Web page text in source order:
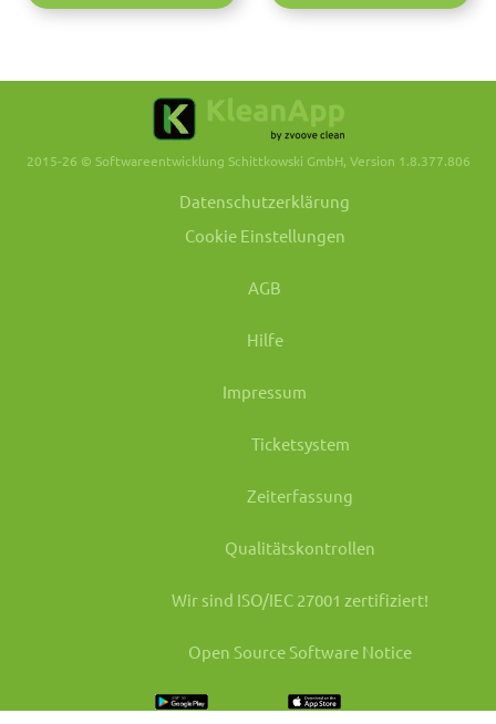
2015-26 © Softwareentwicklung Schittkowski GmbH, Version 1.8.377.806
Datenschutzerklärung
Cookie Einstellungen
AGB
Hilfe
Impressum
Ticketsystem
Zeiterfassung
Qualitätskontrollen
Wir sind ISO/IEC 27001 zertifiziert!
Open Source Software Notice